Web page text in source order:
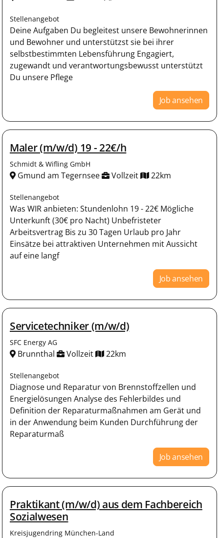
Stellenangebot
Deine Aufgaben Du begleitest unsere Bewohnerinnen
und Bewohner und unterstützst sie bei ihrer
selbstbestimmten Lebensführung Engagiert,
zugewandt und verantwortungsbewusst unterstützt
Du unsere Pflege
Job ansehen
Maler (m/w/d) 19 - 22€/h
Schmidt & Wifling GmbH
Gmund am Tegernsee Vollzeit 22km
Stellenangebot
Was WIR anbieten: Stundenlohn 19 - 22€ Mögliche
Unterkunft (30€ pro Nacht) Unbefristeter
Arbeitsvertrag Bis zu 30 Tagen Urlaub pro Jahr
Einsätze bei attraktiven Unternehmen mit Aussicht
auf eine langf
Job ansehen
Servicetechniker (m/w/d)
SFC Energy AG
Brunnthal Vollzeit 22km
Stellenangebot
Diagnose und Reparatur von Brennstoffzellen und
Energielösungen Analyse des Fehlerbildes und
Definition der Reparaturmaßnahmen am Gerät und
in der Anwendung beim Kunden Durchführung der
Reparaturmaß
Job ansehen
Praktikant (m/w/d) aus dem Fachbereich
Sozialwesen
Kreisjugendring München-Land